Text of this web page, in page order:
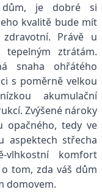
dům, je dobré si
kvalitě bude mít
Právě u
ztrátám.
snaha ohřátého
s poměrně velkou
akumulační
Zvýšené nároky
opačného, tedy ve
aspektech střecha
vlhkostní komfort
tom, zda váš dům
domovem.